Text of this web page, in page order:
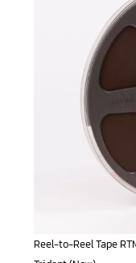
Reel-to-Reel Tape